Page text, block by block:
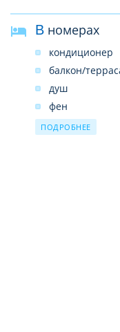
В номерах
кондиционер
балкон/
душ
фен
телевизор
ПОДРОБНЕЕ